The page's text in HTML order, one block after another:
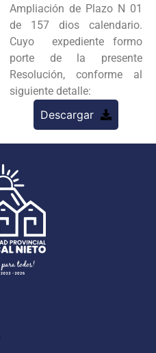
Ampliación de Plazo N 01
de 157 dios calendario.
Cuyo
expediente formo
porte de la presente
Resolución, conforme al
siguiente detalle:
Descargar